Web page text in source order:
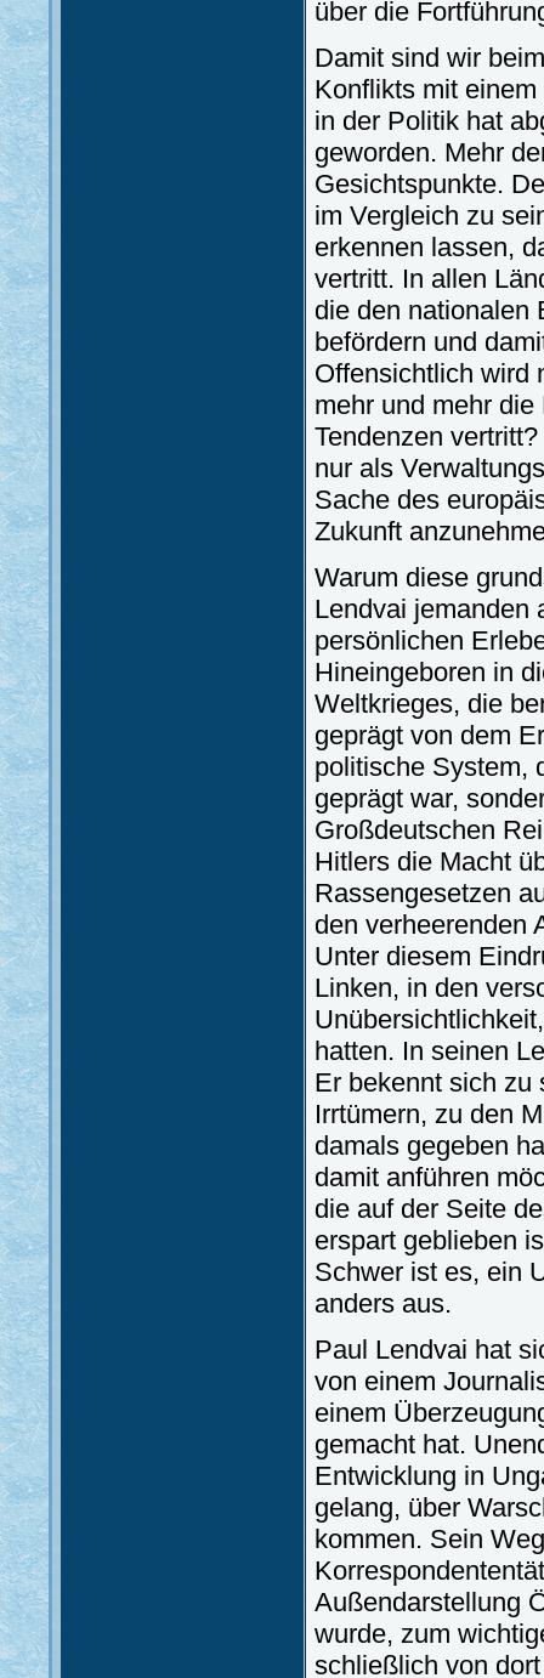
über die
Damit sind wir
Konflikts mit
in der Politik hat
geworden. Mehr
Gesichtspunkte.
im Vergleich zu
erkennen lassen,
vertritt. In allen
die den nationalen
befördern und
Offensichtlich wird
mehr und mehr
Tendenzen
nur als
Sache des
Zukunft
Warum diese
Lendvai jemanden
persönlichen
Hineingeboren in
Weltkrieges, die
geprägt von dem
politische System,
geprägt war,
Großdeutschen
Hitlers die Macht
Rassengesetzen
den verheerenden
Unter diesem
Linken, in den
hatten. In seinen
Er bekennt sich zu
Irrtümern, zu den
damals gegeben
damit anführen
die auf der Seite
erspart geblieben
Schwer ist es, ein
anders aus.
Paul Lendvai hat
von einem
einem
gemacht hat.
Entwicklung in
gelang, über
kommen. Sein
Außendarstellung
wurde, zum
schließlich von